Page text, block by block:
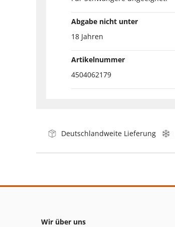
Abgabe nicht unter
18 Jahren
Artikelnummer
4504062179
Deutschlandweite Lieferung
Wir über uns